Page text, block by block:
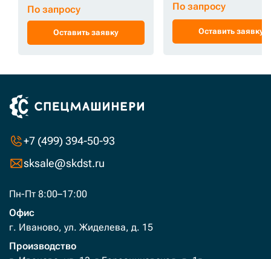
По запросу
Оставить заявку
По запросу
Оставить заявку
+7 (499) 394-50-93
sksale@skdst.ru
Пн-Пт 8:00–17:00
Офис
г. Иваново, ул. Жиделева, д. 15
Производство